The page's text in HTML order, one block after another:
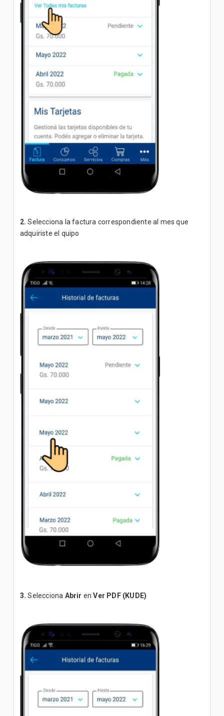
2.Selecciona la factura correspondiente al mes que
adquiriste el quipo
3. Selecciona Abrir enVer PDF (KUDE)